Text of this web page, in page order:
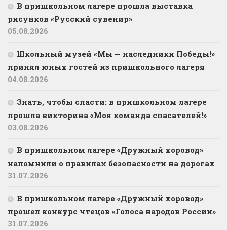
В пришкольном лагере прошла выставка
рисунков «Русский сувенир»
05.08.2026
Школьный музей «Мы — наследники Победы!»
принял юных гостей из пришкольного лагеря
04.08.2026
Знать, чтобы спасти: в пришкольном лагере
прошла викторина «Моя команда спасателей!»
03.08.2026
В пришкольном лагере «Дружный хоровод»
напомнили о правилах безопасности на дорогах
31.07.2026
В пришкольном лагере «Дружный хоровод»
прошел конкурс чтецов «Голоса народов России»
31.07.2026